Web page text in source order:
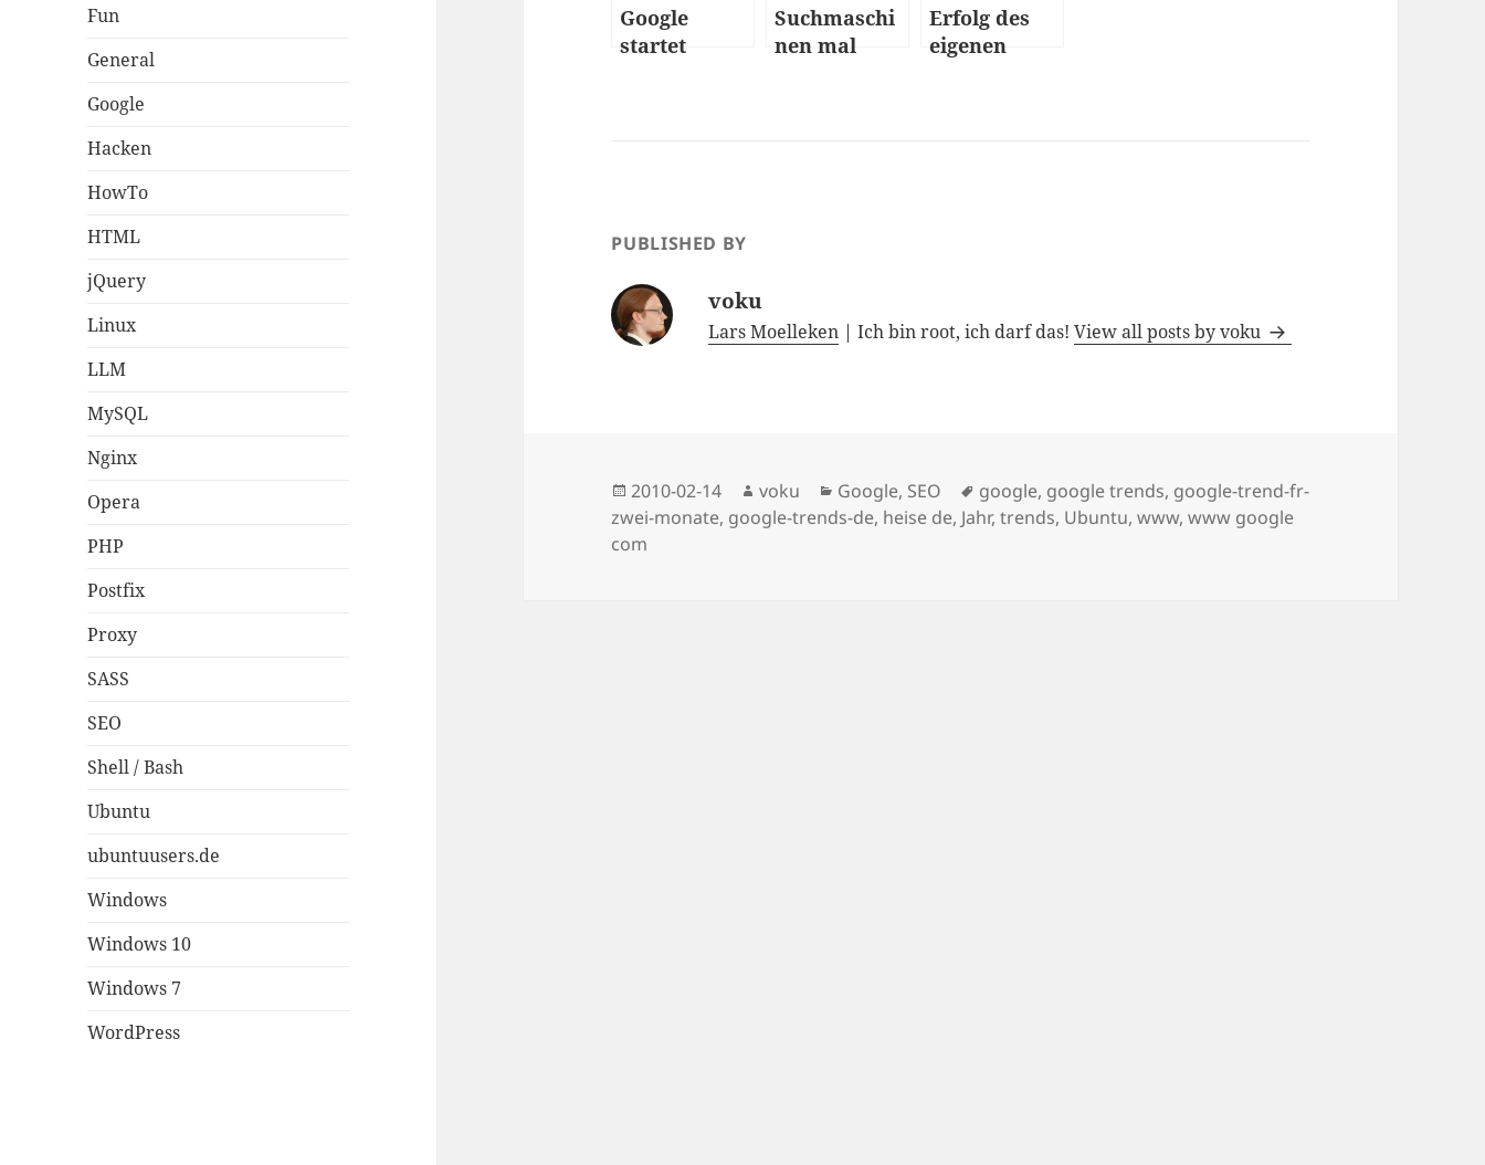
Fun
General
Google
Hacken
HowTo
HTML
jQuery
Linux
LLM
MySQL
Nginx
Opera
PHP
Postfix
Proxy
SASS
SEO
Shell / Bash
Ubuntu
ubuntuusers.de
Windows
Windows 10
Windows 7
WordPress
Google
startet
Suchmaschi
nen mal
Erfolg des
eigenen
PUBLISHED BY
voku
Lars Moelleken | Ich bin root, ich darf das!View all posts by voku
Posted
on
2010-02-14 Author
voku Categories
Google, SEO Tags
google, google trends, google-trend-fr-
zwei-monate, google-trends-de, heise de, Jahr,trends, Ubuntu,www,www google
com